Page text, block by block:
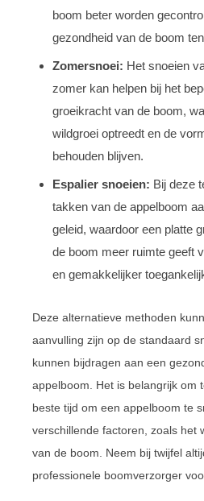
boom beter worden
gezondheid van de boom
Zomersnoei: Het snoeien
zomer kan helpen bij het
groeikracht van de boom,
wildgroei optreedt en de
behouden blijven.
Espalier snoeien: Bij deze
takken van de appelboom
geleid, waardoor een platte
de boom meer ruimte geeft
en gemakkelijker
Deze alternatieve methoden
aanvulling zijn op de standaard
kunnen bijdragen aan een
appelboom. Het is belangrijk om
beste tijd om een appelboom te
verschillende factoren, zoals het
van de boom. Neem bij twijfel
professionele boomverzorger